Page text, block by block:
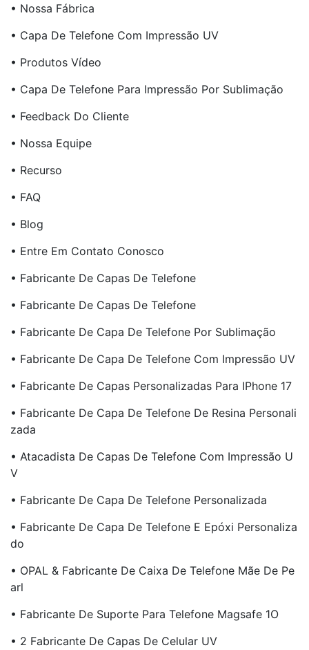
• Nossa Fábrica
• Capa De Telefone Com Impressão UV
• Produtos Vídeo
• Capa De Telefone Para Impressão Por Sublimação
• Feedback Do Cliente
• Nossa Equipe
• Recurso
• FAQ
• Blog
• Entre Em Contato Conosco
• Fabricante De Capas De Telefone
• Fabricante De Capas De Telefone
• Fabricante De Capa De Telefone Por Sublimação
• Fabricante De Capa De Telefone Com Impressão UV
• Fabricante De Capas Personalizadas Para IPhone 17
• Fabricante De Capa De Telefone De Resina Personali
Zada
• Atacadista De Capas De Telefone Com Impressão U
V
• Fabricante De Capa De Telefone Personalizada
• Fabricante De Capa De Telefone E Epóxi Personaliza
Do
• OPAL & Fabricante De Caixa De Telefone Mãe De Pe
Arl
• Fabricante De Suporte Para Telefone Magsafe 1O
• 2 Fabricante De Capas De Celular UV